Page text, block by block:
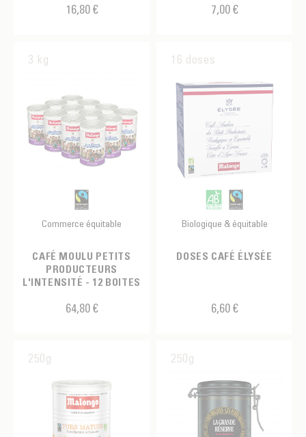
16,80 € 7,00 €
3 kg
Commerce équitable
CAFÉ MOULU PETITS
PRODUCTEURS
L'INTENSITÉ - 12 BOITES
64,80 €
16 doses
Biologique & équitable
DOSES CAFÉ ÉLYSÉE
6,60 €
250g 250g